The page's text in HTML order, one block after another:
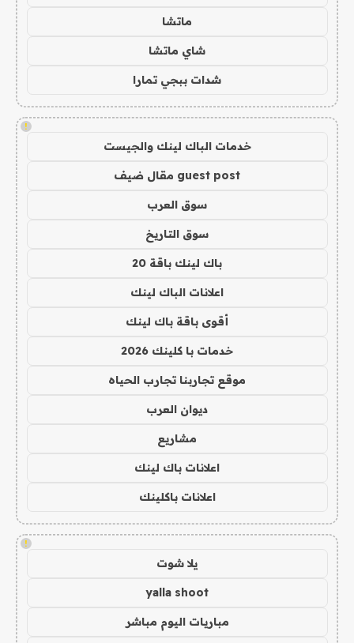
ماتشا
شاي ماتشا
شدات ببجي تمارا
!
خدمات الباك لينك والجيست
guest post مقال ضيف
سوق العرب
سوق التاريخ
باك لينك باقة 20
اعلانات الباك لينك
أقوى باقة باك لينك
خدمات با كلينك 2026
موقع تجاربنا تجارب الحياه
ديوان العرب
مشاريع
اعلانات باك لينك
اعلانات باكلينك
!
يلا شوت
yalla shoot
مباريات اليوم مباشر